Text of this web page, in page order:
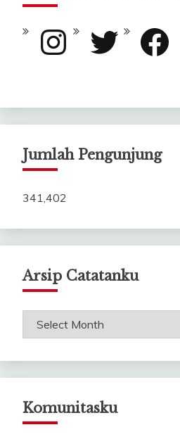
Instagram Twitter Facebook
Jumlah Pengunjung
341,402
Arsip Catatanku
Arsip
Komunitasku